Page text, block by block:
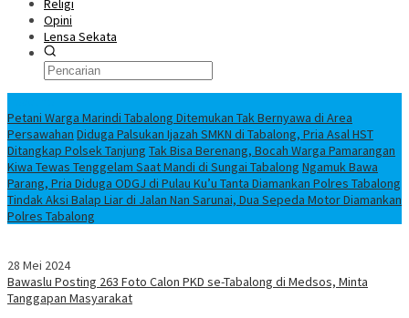
Religi
Opini
Lensa Sekata
Petani Warga Marindi Tabalong Ditemukan Tak Bernyawa di Area
Persawahan Diduga Palsukan Ijazah SMKN di Tabalong, Pria Asal HST
Ditangkap Polsek Tanjung Tak Bisa Berenang, Bocah Warga Pamarangan
Kiwa Tewas Tenggelam Saat Mandi di Sungai Tabalong Ngamuk Bawa
Parang, Pria Diduga ODGJ di Pulau Ku’u Tanta Diamankan Polres Tabalong
Tindak Aksi Balap Liar di Jalan Nan Sarunai, Dua Sepeda Motor Diamankan
Polres Tabalong
28 Mei 2024
Bawaslu Posting 263 Foto Calon PKD se-Tabalong di Medsos, Minta
Tanggapan Masyarakat